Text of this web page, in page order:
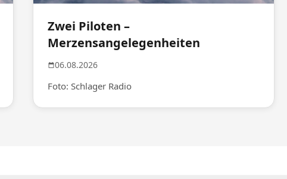
Zwei Piloten –
Merzensangelegenheiten
06.08.2026
Foto: Schlager Radio